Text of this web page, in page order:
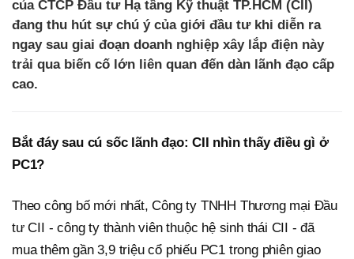
của CTCP Đầu tư Hạ tầng Kỹ thuật TP.HCM (CII)
đang thu hút sự chú ý của giới đầu tư khi diễn ra
ngay sau giai đoạn doanh nghiệp xây lắp điện này
trải qua biến cố lớn liên quan đến dàn lãnh đạo cấp
cao.
Bắt đáy sau cú sốc lãnh đạo: CII nhìn thấy điều gì ở
PC1?
Theo công bố mới nhất, Công ty TNHH Thương mại Đầu
tư CII - công ty thành viên thuộc hệ sinh thái CII - đã
mua thêm gần 3,9 triệu cổ phiếu PC1 trong phiên giao